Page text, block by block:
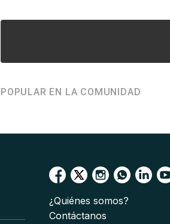
POPULAR EN LA COMUNIDAD
¿Quiénes somos?
Contáctanos